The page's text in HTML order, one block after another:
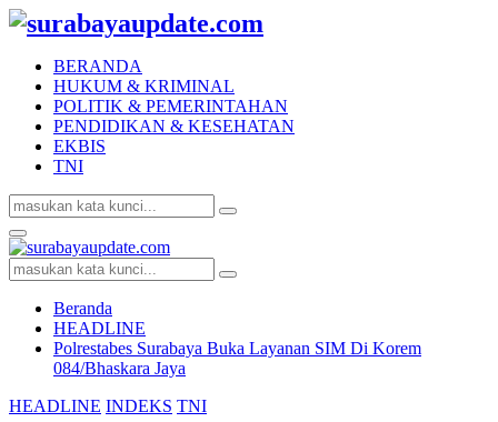
BERANDA
HUKUM & KRIMINAL
POLITIK & PEMERINTAHAN
PENDIDIKAN & KESEHATAN
EKBIS
TNI
Search
for:
Search
Facebook
Twitter
Youtube
Primary
Menu
Search
for:
Search
Beranda
HEADLINE
Polrestabes Surabaya Buka Layanan SIM Di Korem
084/Bhaskara Jaya
HEADLINE INDEKS TNI